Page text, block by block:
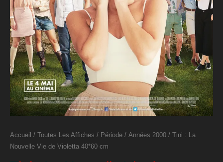
Accueil / Toutes Les Affiches / Période / Années 2000 / Tini : La
Nouvelle Vie de Violetta 40*60 cm